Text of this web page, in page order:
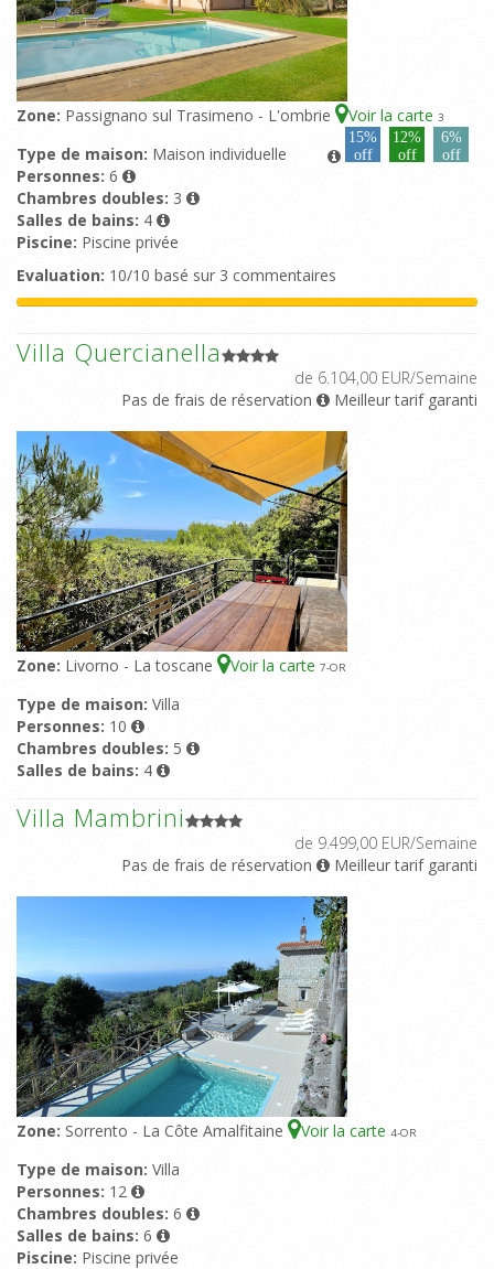
Zone: Passignano sul Trasimeno - L'ombrie Voir la carte 3
15%
off
12%
off
6%
off
Type de maison: Maison individuelle
Personnes: 6
Chambres doubles: 3
Salles de bains: 4
Piscine: Piscine privée
Evaluation: 10/10 basé sur 3 commentaires
Villa Quercianella
de 6.104,00 EUR/Semaine
Pas de frais de réservation
Meilleur tarif garanti
Zone: Livorno - La toscane Voir la carte 7-OR
Type de maison: Villa
Personnes: 10
Chambres doubles: 5
Salles de bains: 4
Villa Mambrini
de 9.499,00 EUR/Semaine
Pas de frais de réservation
Meilleur tarif garanti
Zone: Sorrento - La Côte Amalfitaine Voir la carte 4-OR
Type de maison: Villa
Personnes: 12
Chambres doubles: 6
Salles de bains: 6
Piscine: Piscine privée